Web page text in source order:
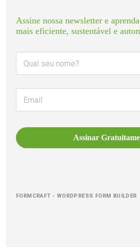
Assine nossa newsletter e
mais eficiente, sustentável e
Assinar
FORMCRAFT - WORDPRESS FORM BUILDER